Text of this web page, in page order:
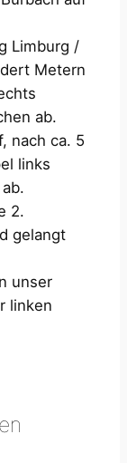
Limburg /
Metern
ab.
nach ca. 5
links
2.
gelangt
unser
linken